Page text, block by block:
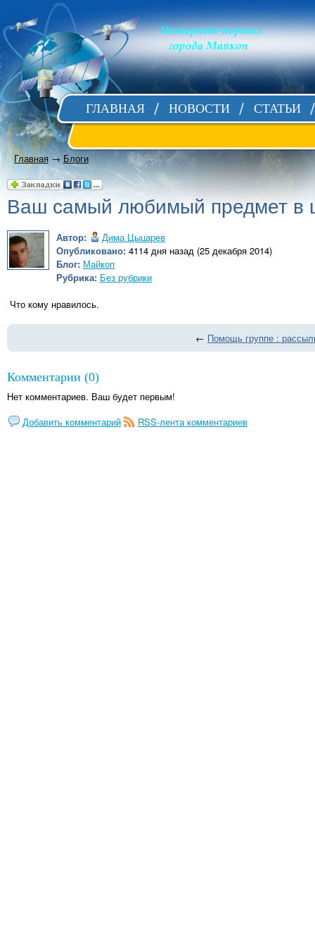
ГЛАВНАЯ НОВОСТИ СТАТЬИ
Главная→Блоги
Ваш самый любимый предмет в
Автор:
Дима Цыцарев
Опубликовано: 4114 дня назад (25 декабря 2014)
Блог: Майкоп
Рубрика: Без рубрики
Что кому нравилось.
← Помощь группе :
Комментарии (0)
Нет комментариев. Ваш будет первым!
Добавить комментарий
RSS-лента комментариев